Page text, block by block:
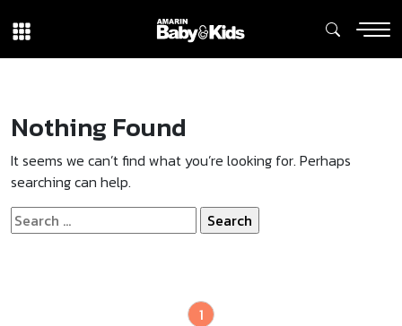
Nothing Found
It seems we can’t find what you’re looking for. Perhaps
searching can help.
Search
for:
1